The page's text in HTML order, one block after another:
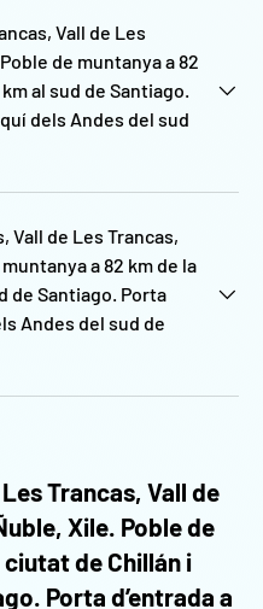
Vall de Les
de muntanya a 82
al sud de Santiago.
dels Andes del sud
Vall de Les Trancas,
a 82 km de la
de Santiago. Porta
Andes del sud de
Trancas, Vall de
Xile. Poble de
ciutat de Chillán i
Porta d’entrada a